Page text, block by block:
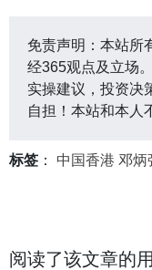
免责声明：本站所
经365观点及立场
实操建议，投资决
自担！本站和本人
标签 ： 中国香港 邓炳
阅读了该文章的